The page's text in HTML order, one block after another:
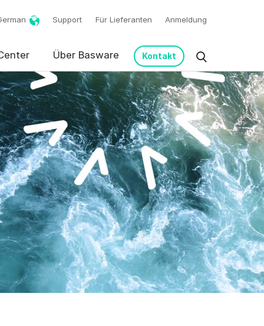
Support Für Lieferanten Anmeldung
Über Basware Kontakt